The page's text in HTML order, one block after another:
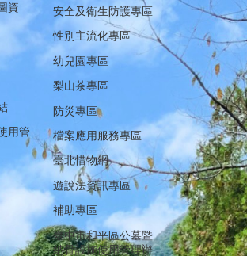
資
用管
安全及衛生防護專區
性別主流化專區
幼兒園專區
梨山茶專區
防災專區
檔案應用服務專區
臺北惜物網
遊說法資訊專區
補助專區
臺中市和平區公墓暨
納骨設施使用管理辦